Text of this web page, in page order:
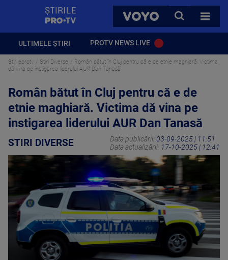
VOYO
CAUTA
TOATE
ULTIMELE ȘTIRI PROTV NEWS LIVE
Stirileprotv Stiri Diverse
Român bătut în Cluj pentru că e de etnie maghiară. Victima
dă vina pe instigarea liderului AUR Dan Tanasă
Român bătut în Cluj pentru că e de
etnie maghiară. Victima dă vina pe
instigarea liderului AUR Dan Tanasă
STIRI DIVERSE Data publicării: 03-09-2025 | 11:51
Data actualizării: 17-10-2025 | 12:41